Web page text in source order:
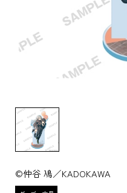
©仲谷 鳰／KADOKAWA